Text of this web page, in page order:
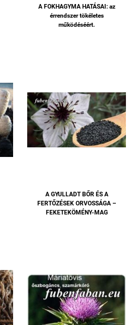
A FOKHAGYMA HATÁSAI: az
érrendszer tökéletes
működéséért.
A GYULLADT BŐR ÉS A
FERTŐZÉSEK ORVOSSÁGA –
FEKETEKÖMÉNY-MAG